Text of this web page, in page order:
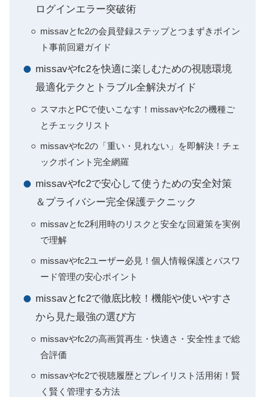
ログインエラー突破術
missavとfc2の会員登録ステップとつまずきポイン
ト事前回避ガイド
missavやfc2を快適に楽しむための視聴環境
最適化テクとトラブル全解決ガイド
スマホとPCで使いこなす！missavやfc2の機種ご
とチェックリスト
missavやfc2の「重い・見れない」を即解決！チェ
ックポイント完全網羅
missavやfc2で安心して使うための安全対策
＆プライバシー完全保護テクニック
missavとfc2利用時のリスクと安全な回避策を実例
で理解
missavやfc2ユーザー必見！個人情報保護とパスワ
ード管理の安心ポイント
missavとfc2で徹底比較！機能や使いやすさ
から見た最強の選び方
missavやfc2の高画質再生・快適さ・安全性まで総
合評価
missavやfc2で視聴履歴とプレイリスト活用術！賢
く賢く管理する方法